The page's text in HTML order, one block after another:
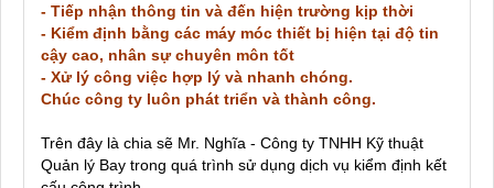
- Tiếp nhận thông tin và đến hiện trường kịp thời
- Kiểm định bằng các máy móc thiết bị hiện tại độ tin
cậy cao, nhân sự chuyên môn tốt
- Xử lý công việc hợp lý và nhanh chóng.
Chúc công ty luôn phát triển và thành công.
Trên đây là chia sẽ Mr. Nghĩa - Công ty TNHH Kỹ thuật
Quản lý Bay trong quá trình sử dụng dịch vụ kiểm định kết